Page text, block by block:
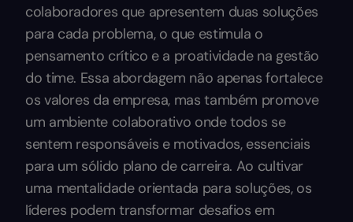
colaboradores que apresentem duas soluções
para cada problema, o que estimula o
pensamento crítico e a proatividade na gestão
do time. Essa abordagem não apenas fortalece
os valores da empresa, mas também promove
um ambiente colaborativo onde todos se
sentem responsáveis e motivados, essenciais
para um sólido plano de carreira. Ao cultivar
uma mentalidade orientada para soluções, os
líderes podem transformar desafios em